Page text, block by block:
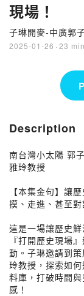
現場！
子琳開麥-中廣郭
2025-01-26 · 23
Description
南台灣小太陽 郭
雅玲教授
【本集金句】讓
摸、走進、甚至對
這是一場讓歷史
『打開歷史現場
動。子琳邀請到
玲教授，探索如
料庫，打破時間
感！